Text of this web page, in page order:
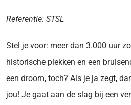
Referentie: STSL
Stel je voor: meer dan 3.000 uur
historische plekken en een
een droom, toch? Als je ja zegt,
jou! Je gaat aan de slag bij een